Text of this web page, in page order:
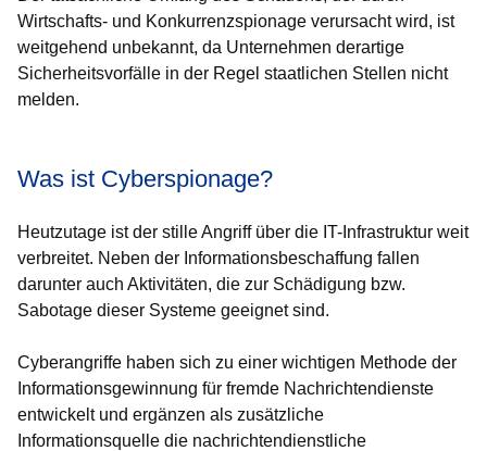
Wirtschafts- und Konkurrenzspionage verursacht wird, ist
weitgehend unbekannt, da Unternehmen derartige
Sicherheitsvorfälle in der Regel staatlichen Stellen nicht
melden.
Was ist Cyberspionage?
Heutzutage ist der stille Angriff über die IT-Infrastruktur weit
verbreitet. Neben der Informationsbeschaffung fallen
darunter auch Aktivitäten, die zur Schädigung bzw.
Sabotage dieser Systeme geeignet sind.
Cyberangriffe haben sich zu einer wichtigen Methode der
Informationsgewinnung für fremde Nachrichtendienste
entwickelt und ergänzen als zusätzliche
Informationsquelle die nachrichtendienstliche